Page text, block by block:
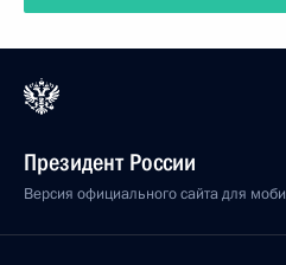
Президент России
Версия официального сайта для